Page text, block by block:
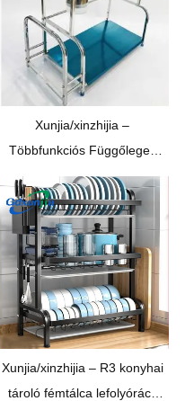
állvány és állítható konyhai
szárító állvány
Xunjia/xinzhijia –
Többfunkciós Függőleges
Kétrétegű 40cm 201
Rozsdamentes acél konyhai
szószos palack tároló állvány
Xunjia/xinzhijia – R3 konyhai
tároló fémtálca lefolyórács